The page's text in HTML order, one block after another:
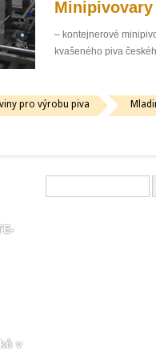
Minipivovary
– kontejnerové
kvašeného piva
pro výrobu piva
v